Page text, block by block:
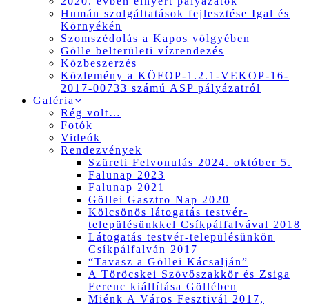
Humán szolgáltatások fejlesztése Igal és
Környékén
Szomszédolás a Kapos völgyében
Gölle belterületi vízrendezés
Közbeszerzés
Közlemény a KÖFOP-1.2.1-VEKOP-16-
2017-00733 számú ASP pályázatról
Galéria
Rég volt…
Fotók
Videók
Rendezvények
Szüreti Felvonulás 2024. október 5.
Falunap 2023
Falunap 2021
Göllei Gasztro Nap 2020
Kölcsönös látogatás testvér-
településünkkel Csíkpálfalvával 2018
Látogatás testvér-településünkön
Csíkpálfalván 2017
“Tavasz a Göllei Kácsalján”
A Töröcskei Szövőszakkör és Zsiga
Ferenc kiállítása Göllében
Miénk A Város Fesztivál 2017,